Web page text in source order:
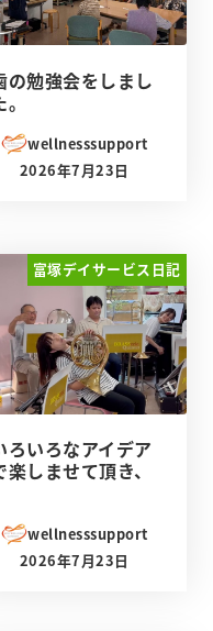
の勉強会をしまし
wellnesssupport
投稿日
2026年7月23日
富塚デイサービス日記
ろいろなアイデア
楽しませて頂き、
wellnesssupport
投稿日
2026年7月23日